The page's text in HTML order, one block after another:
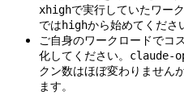
xhighで実行していたワー
ではhighから始めてくださ
ご自身のワークロードでコ
化してください。
claude-
クン数はほぼ変わりません
ます。